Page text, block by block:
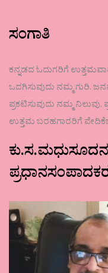
ಸಂಗಾತಿ
ಕನ್ನಡದ ಓದುಗರಿಗೆ
ಒದಗಿಸುವುದು ನಮ್ಮ ಗುರಿ.
ಪ್ರಕಟಿಸುವುದು ನಮ್ಮ
ಉತ್ತಮ ಬರಹಗಾರರಿಗೆ